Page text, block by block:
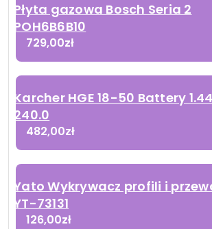
Płyta gazowa Bosch Seria 2
POH6B6B10
729,00zł
Karcher HGE 18-50 Battery
240.0
482,00zł
Yato Wykrywacz profili i
YT-73131
126,00zł